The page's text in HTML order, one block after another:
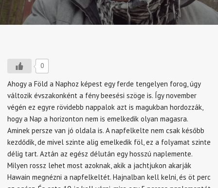
0
Ahogy a Föld a Naphoz képest egy ferde tengelyen forog, úgy
változik évszakonként a fény beesési szöge is. Így november
végén ez egyre rövidebb nappalok azt is magukban hordozzák,
hogy a Nap a horizonton nem is emelkedik olyan magasra.
Aminek persze van jó oldala is. A napfelkelte nem csak később
kezdődik, de mivel szinte alig emelkedik föl, ez a folyamat szinte
délig tart. Aztán az egész délután egy hosszú naplemente.
Milyen rossz lehet most azoknak, akik a jachtjukon akarják
Hawain megnézni a napfelkeltét. Hajnalban kell kelni, és öt perc